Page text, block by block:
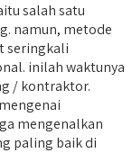
salah satu
namun, metode
seringkali
inilah waktunya
/ kontraktor.
mengenalkan
paling baik di